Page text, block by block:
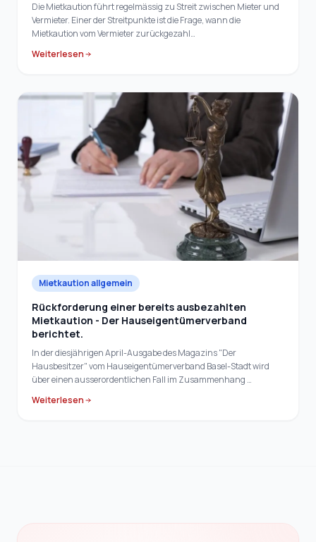
Die Mietkaution führt regelmässig zu Streit zwischen Mieter und
Vermieter. Einer der Streitpunkte ist die Frage, wann die
Mietkaution vom Vermieter zurückgezahl…
Weiterlesen
Mietkaution allgemein
Rückforderung einer bereits ausbezahlten
Mietkaution - Der Hauseigentümerverband
berichtet.
In der diesjährigen April-Ausgabe des Magazins "Der
Hausbesitzer" vom Hauseigentümerverband Basel-Stadt wird
über einen ausserordentlichen Fall im Zusammenhang …
Weiterlesen